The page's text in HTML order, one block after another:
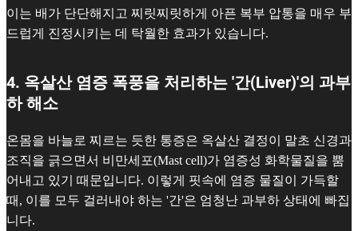
이는 배가 단단해지고 찌릿찌릿하게 아픈 복부 압통을 매우 부
드럽게 진정시키는 데 탁월한 효과가 있습니다.
4. 옥살산 염증 폭풍을 처리하는 '간(Liver)'의 과부
하 해소
온몸을 바늘로 찌르는 듯한 통증은 옥살산 결정이 말초 신경과
조직을 긁으면서 비만세포(Mast cell)가 염증성 화학물질을 뿜
어내고 있기 때문입니다. 이렇게 핏속에 염증 물질이 가득할
때, 이를 모두 걸러내야 하는 '간'은 엄청난 과부하 상태에 빠집
니다.